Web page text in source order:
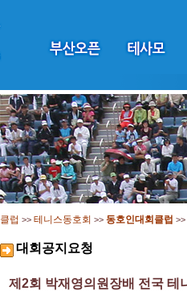
클럽 >> 테니스동호회 >> 동호인대회클럽 >>
대회공지요청
제2회 박재영의원장배 전국 테